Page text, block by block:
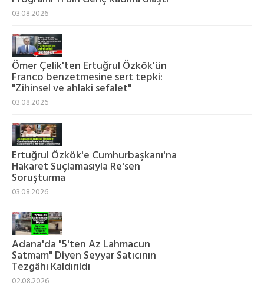
03.08.2026
Ömer Çelik'ten Ertuğrul Özkök'ün
Franco benzetmesine sert tepki:
"Zihinsel ve ahlaki sefalet"
03.08.2026
Ertuğrul Özkök'e Cumhurbaşkanı'na
Hakaret Suçlamasıyla Re'sen
Soruşturma
03.08.2026
Adana'da "5'ten Az Lahmacun
Satmam" Diyen Seyyar Satıcının
Tezgâhı Kaldırıldı
02.08.2026